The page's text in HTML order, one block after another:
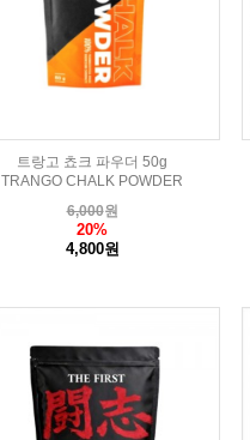
트랑고 쵸크 파우더 50g
TRANGO CHALK POWDER
6,000원
20%
4,800원